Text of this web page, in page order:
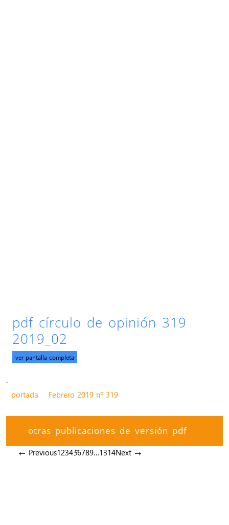
pdf círculo de opinión 319
2019_02
ver pantalla completa
.
portada
Febrero 2019 nº 319
otras publicaciones de versión pdf
← Previous123456789…1314Next →